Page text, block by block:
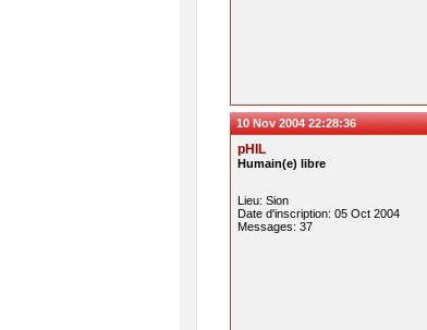
10 Nov 2004 22:28:36
pHIL
Humain(e) libre
Lieu: Sion
Date d'inscription: 05 Oct 2004
Messages: 37